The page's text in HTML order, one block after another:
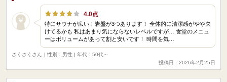
4.0点
特にサウナが広い！岩盤が3つあります！ 全体的に清潔感がやや欠
けてるかも 私はあまり気にならないレベルですが… 食堂のメニュ
ーはボリュームがあって割と安いです！ 時間を気…
さくさくさん
| 性別：男性 | 年代：50代～
投稿日：2026年2月25日